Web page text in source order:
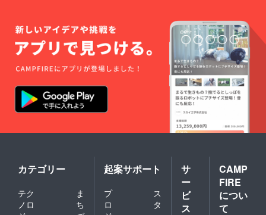
カテゴリー
テク
ノロ
ま
ち
起案サポート
プ
ロ
ス
タ
サ
ー
ビ
ス
CAMP
FIRE
につい
て